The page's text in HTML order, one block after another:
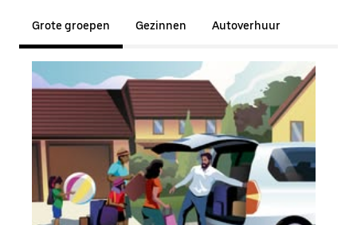
Grote groepen Gezinnen Autoverhuur